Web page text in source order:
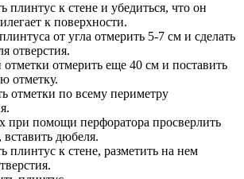
плинтус к стене и убедиться, что он
к поверхности.
от угла отмерить 5-7 см и сделать
отверстия.
отмерить еще 40 см и поставить
отметку.
отметки по всему периметру
при помощи перфоратора просверлить
вставить дюбеля.
плинтус к стене, разметить на нем